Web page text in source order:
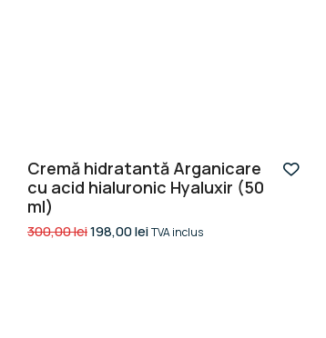
-34%
Cremă hidratantă Arganicare
cu acid hialuronic Hyaluxir (50
ml)
300,00lei198,00leiTVA inclus